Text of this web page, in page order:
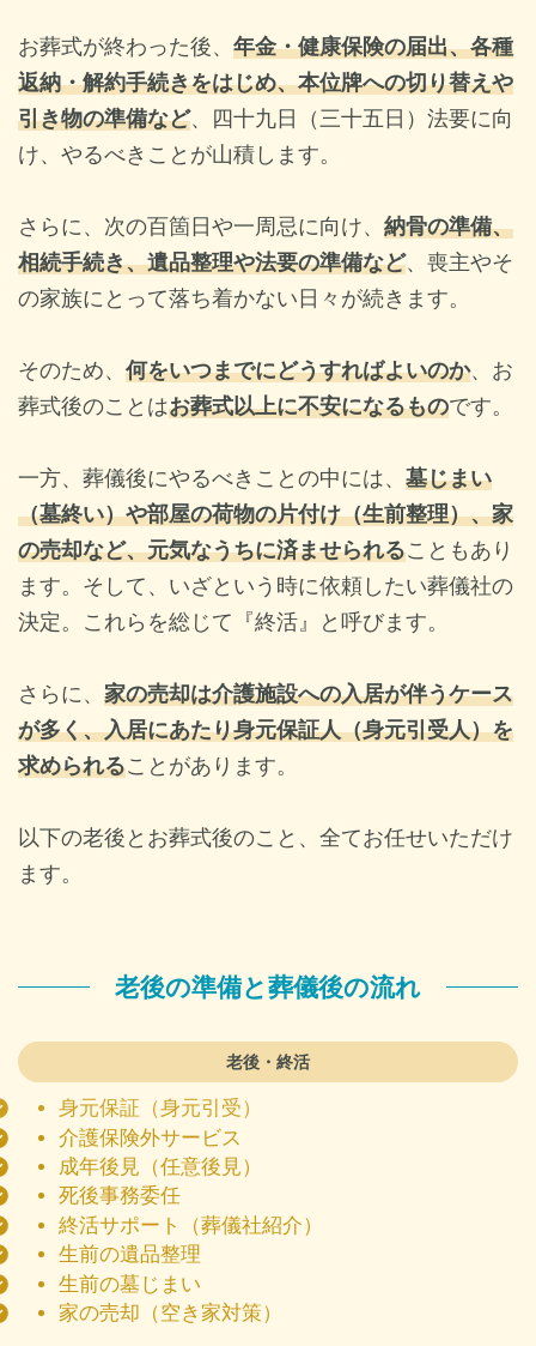
お葬式が終わった後、 年金・健康保険の届出、各種
返納・解約手続きをはじめ、本位牌への切り替えや
引き物の準備など、四十九日（三十五日）法要に向
け、やるべきことが山積します。
さらに、次の百箇日や一周忌に向け、 納骨の準備、
相続手続き、遺品整理や法要の準備など、喪主やそ
の家族にとって落ち着かない日々が続きます。
そのため、 何をいつまでにどうすればよいのか、お
葬式後のことはお葬式以上に不安になるものです。
一方、葬儀後にやるべきことの中には、 墓じまい
（墓終い）や部屋の荷物の片付け（生前整理）、家
の売却など、元気なうちに済ませられることもあり
ます。 そして、いざという時に依頼したい葬儀社の
決定。これらを総じて『終活』と呼びます。
さらに、 家の売却は介護施設への入居が伴うケース
が多く、入居にあたり身元保証人（身元引受人）を
求められることがあります。
以下の老後とお葬式後のこと、全てお任せいただけ
ます。
老後の準備と葬儀後の流れ
老後 ・終活
身元保証（身元引受）
介護保険外サービス
成年後見（任意後見）
死後事務委任
終活サポート（葬儀社紹介）
生前の遺品整理
生前の墓じまい
家の売却（空き家対策）